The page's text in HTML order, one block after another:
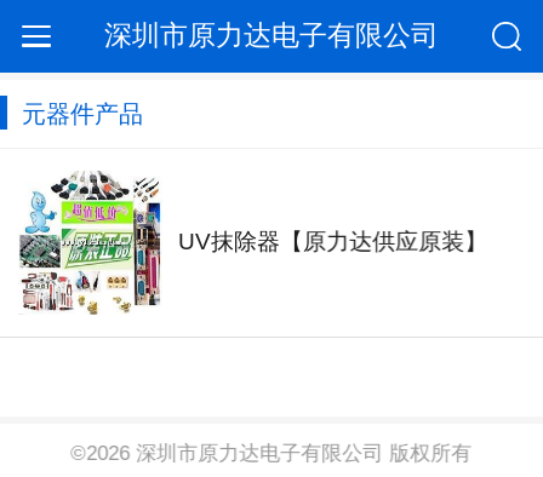
深圳市原力达电子有限公司
元器件产品
UV抹除器【原力达供应原装】
©2026 深圳市原力达电子有限公司 版权所有